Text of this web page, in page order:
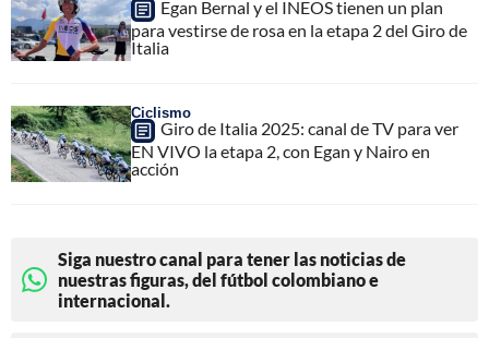
Egan Bernal y el INEOS tienen un plan
para vestirse de rosa en la etapa 2 del Giro de
Italia
Ciclismo
Giro de Italia 2025: canal de TV para ver
EN VIVO la etapa 2, con Egan y Nairo en
acción
Siga nuestro canal para tener las noticias de
nuestras figuras, del fútbol colombiano e
internacional.